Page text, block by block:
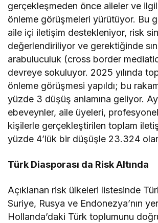
gerçekleşmeden önce aileler ve
önleme görüşmeleri yürütüyor. Bu
aile içi iletişim destekleniyor, risk
değerlendiriliyor ve gerektiğinde
arabuluculuk (cross border
devreye sokuluyor. 2025 yılında
önleme görüşmesi yapıldı; bu
yüzde 3 düşüş anlamına geliyor.
ebeveynler, aile üyeleri,
kişilerle gerçekleştirilen toplam
yüzde 4’lük bir düşüşle 23.324
Türk Diasporası da Risk Altında
Açıklanan risk ülkeleri listesinde
Suriye, Rusya ve Endonezya’nın
Hollanda’daki Türk toplumunu